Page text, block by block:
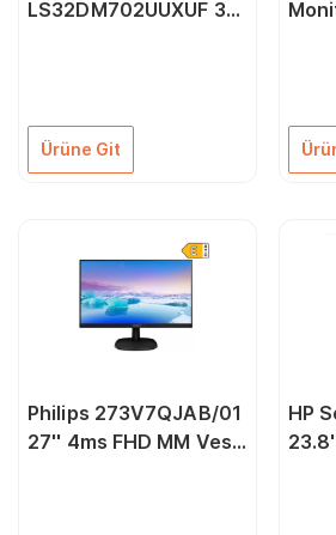
LS32DM702UUXUF 32"
Ürüne Git
Philips 273V7QJAB/01
27'' 4ms FHD MM Vesa
HP